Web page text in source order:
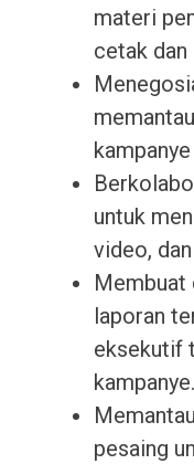
materi
cetak dan
untuk
video,
Membuat
laporan
eksekutif
kampanye.
pesaing